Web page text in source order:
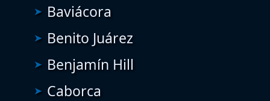
Baviácora
Benito Juárez
Benjamín Hill
Caborca